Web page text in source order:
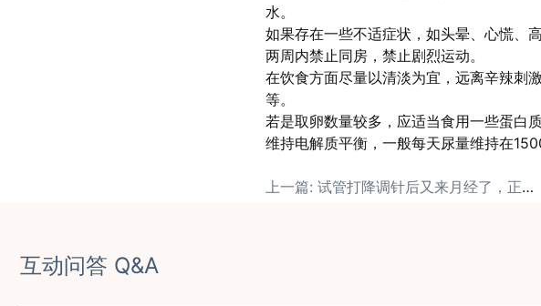
水。
如果存在一些不适症状，如头晕、心慌、
两周内禁止同房，禁止剧烈运动。
在饮食方面尽量以清淡为宜，远离辛辣刺
等。
若是取卵数量较多，应适当食用一些蛋白
维持电解质平衡，一般每天尿量维持在
上一篇: 试管打降调针后又来月经了，正常吗？
互动问答 Q&A